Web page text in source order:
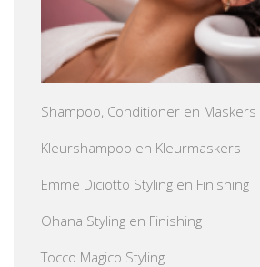
Shampoo, Conditioner en Maskers
Kleurshampoo en Kleurmaskers
Emme Diciotto Styling en Finishing
Ohana Styling en Finishing
Tocco Magico Styling